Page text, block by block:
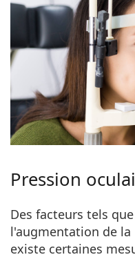
Pression
Des facteurs tels
l'augmentation de
existe certaines